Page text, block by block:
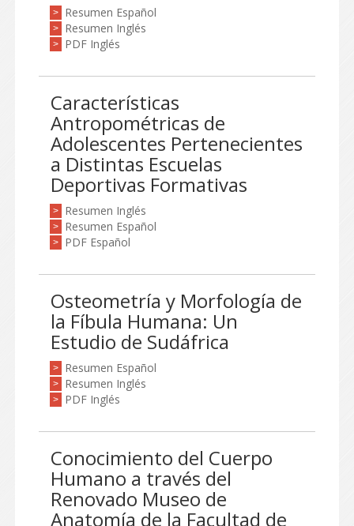
> Resumen Español
> Resumen Inglés
> PDF Inglés
Características
Antropométricas de
Adolescentes Pertenecientes
a Distintas Escuelas
Deportivas Formativas
> Resumen Inglés
> Resumen Español
> PDF Español
Osteometría y Morfología de
la Fíbula Humana: Un
Estudio de Sudáfrica
> Resumen Español
> Resumen Inglés
> PDF Inglés
Conocimiento del Cuerpo
Humano a través del
Renovado Museo de
Anatomía de la Facultad de